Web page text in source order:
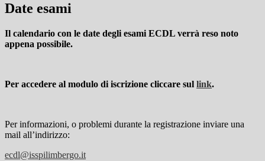
Date esami
Il calendario con le date degli esami ECDL verrà reso noto
appena possibile.
Per accedere al modulo di iscrizione cliccare sul link.
Per informazioni, o problemi durante la registrazione inviare una
mail all’indirizzo:
ecdl@isspilimbergo.it